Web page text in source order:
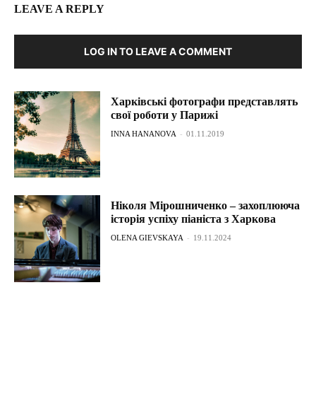
LEAVE A REPLY
LOG IN TO LEAVE A COMMENT
Харківські фотографи представлять
свої роботи у Парижі
INNA HANANOVA - 01.11.2019
Ніколя Мірошниченко – захоплююча
історія успіху піаніста з Харкова
OLENA GIEVSKAYA - 19.11.2024